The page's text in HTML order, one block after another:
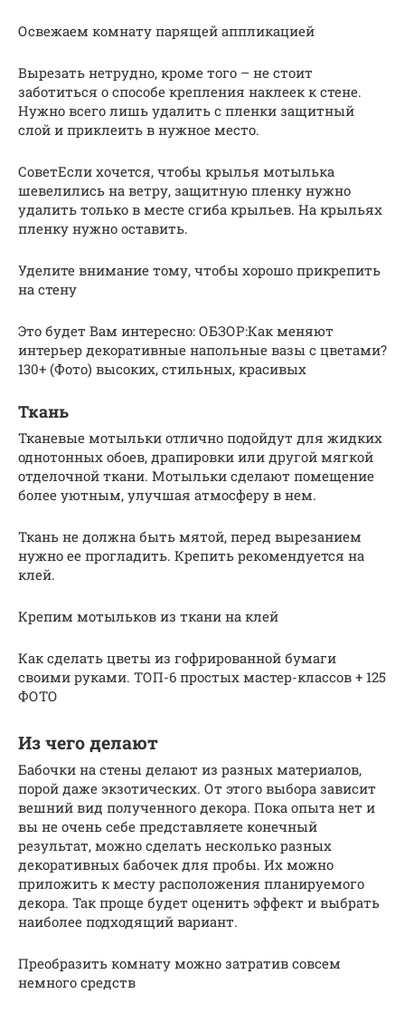
Освежаем комнату парящей аппликацией
Вырезать нетрудно, кроме того – не стоит
заботиться о способе крепления наклеек к стене.
Нужно всего лишь удалить с пленки защитный
слой и приклеить в нужное место.
СоветЕсли хочется, чтобы крылья мотылька
шевелились на ветру, защитную пленку нужно
удалить только в месте сгиба крыльев. На крыльях
пленку нужно оставить.
Уделите внимание тому, чтобы хорошо прикрепить
на стену
Это будет Вам интересно: ОБЗОР:Как меняют
интерьер декоративные напольные вазы с цветами?
130+ (Фото) высоких, стильных, красивых
Ткань
Тканевые мотыльки отлично подойдут для жидких
однотонных обоев, драпировки или другой мягкой
отделочной ткани. Мотыльки сделают помещение
более уютным, улучшая атмосферу в нем.
Ткань не должна быть мятой, перед вырезанием
нужно ее прогладить. Крепить рекомендуется на
клей.
Крепим мотыльков из ткани на клей
Как сделать цветы из гофрированной бумаги
своими руками. ТОП-6 простых мастер-классов + 125
ФОТО
Из чего делают
Бабочки на стены делают из разных материалов,
порой даже экзотических. От этого выбора зависит
вешний вид полученного декора. Пока опыта нет и
вы не очень себе представляете конечный
результат, можно сделать несколько разных
декоративных бабочек для пробы. Их можно
приложить к месту расположения планируемого
декора. Так проще будет оценить эффект и выбрать
наиболее подходящий вариант.
Преобразить комнату можно затратив совсем
немного средств